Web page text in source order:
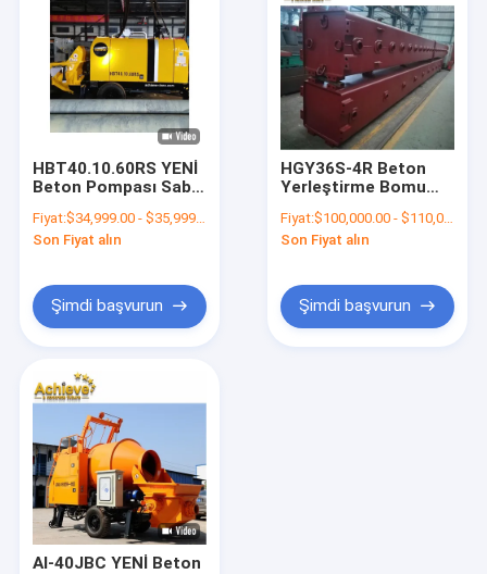
Ürün:% s
Hakkımızda
Fabrika turu
Haberler
Vakalar
Putzmeister Beton Pompası Parçaları
Zoomlion Beton Pompası Parçaları
Sany Beton Pompası Parçaları
HBT40.10.60RS YENİ
Beton Pompası Sabit
40m3/H 4500kg
Fiyat:$34,999.00 - $35,999.00/Units
Son Fiyat alın
Şimdi başvurun
HGY36S-4R Beton
Yerleştirme Bomu
Fiyat:$100,000.00 - $110,000.00/Units
Son Fiyat alın
Şimdi başvurun
AI-40JBC YENİ Beton